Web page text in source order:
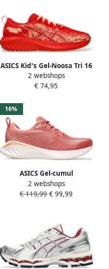
ASICS Kid's Gel-Noosa Tri 16
GS Hardloopschoenen rood
oranje
2 webshops
€ 74,95
16%
ASICS Gel-cumul
Hardloopschoenen Roze 1 2
Vrouw
2 webshops
€ 119,99 € 99,99